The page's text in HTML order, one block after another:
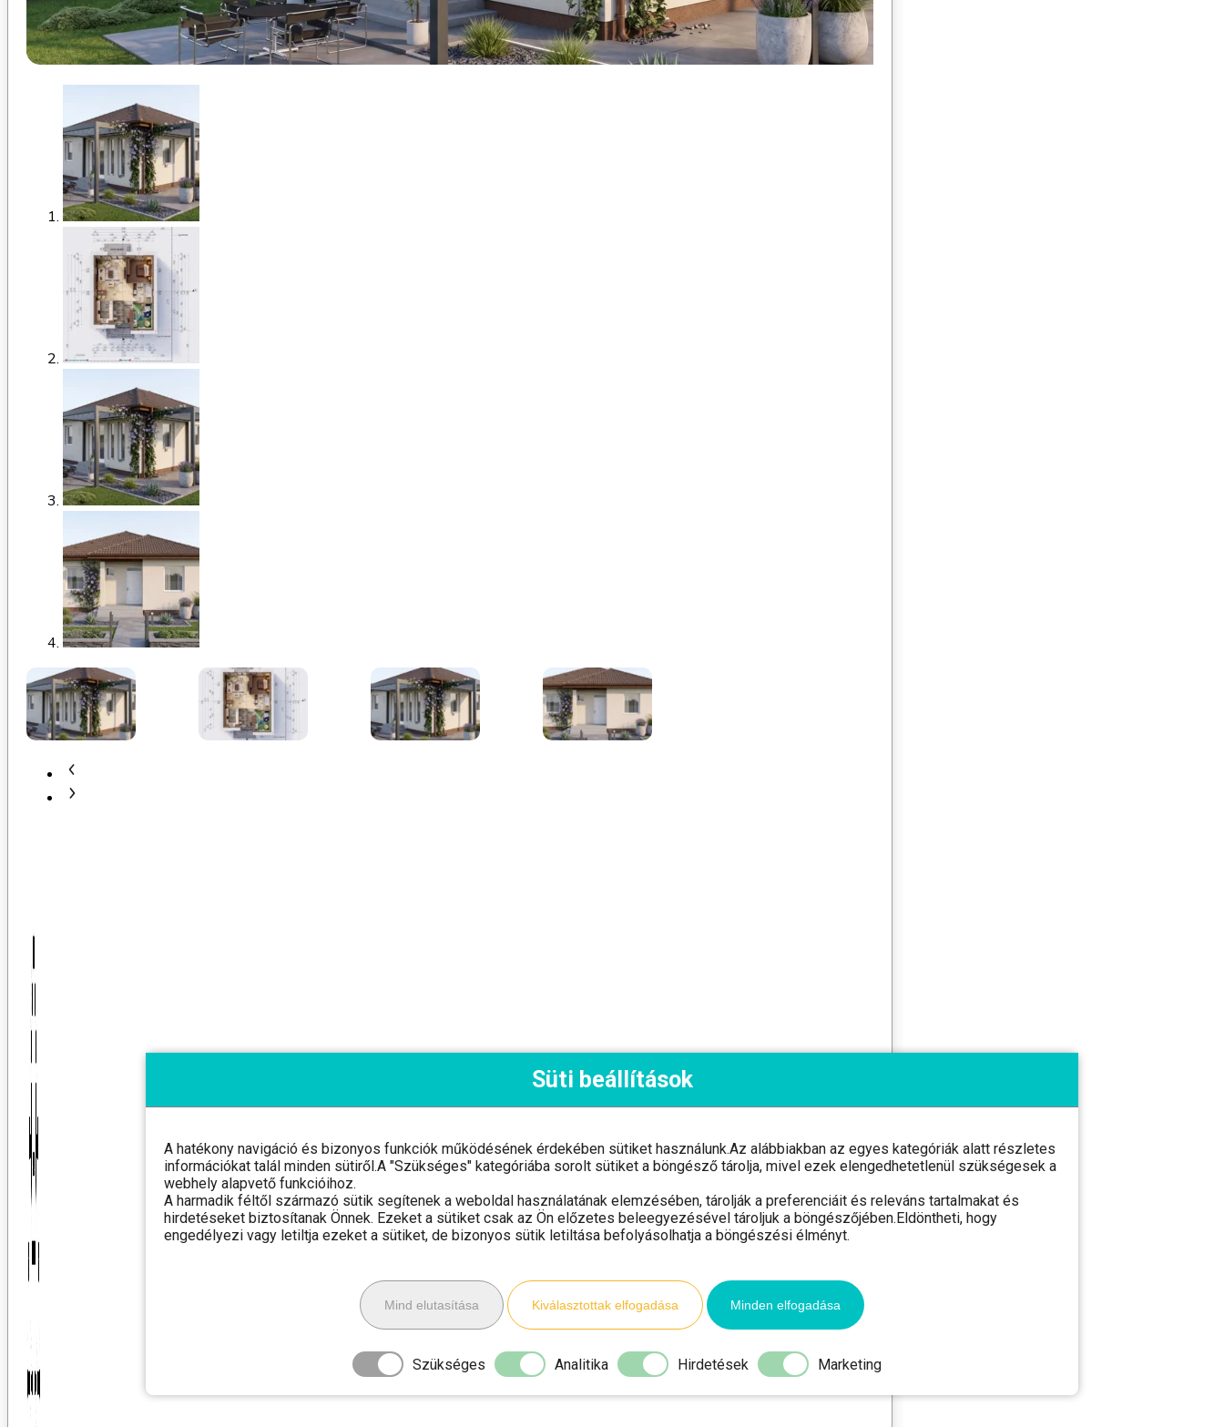
Süti beállítások
A hatékony navigáció és bizonyos funkciók működésének érdekében sütiket használunk.Az alábbiakban az egyes kategóriák alatt részletes
információkat talál minden sütiről.A "Szükséges" kategóriába sorolt sütiket a böngésző tárolja, mivel ezek elengedhetetlenül szükségesek a
webhely alapvető funkcióihoz.
A harmadik féltől származó sütik segítenek a weboldal használatának elemzésében, tárolják a preferenciáit és releváns tartalmakat és
hirdetéseket biztosítanak Önnek. Ezeket a sütiket csak az Ön előzetes beleegyezésével tároljuk a böngészőjében.Eldöntheti, hogy
engedélyezi vagy letiltja ezeket a sütiket, de bizonyos sütik letiltása befolyásolhatja a böngészési élményt.
Mind elutasítása Kiválasztottak elfogadása Minden elfogadása
Szükséges Analitika Hirdetések Marketing